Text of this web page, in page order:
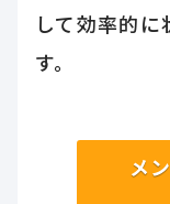
して効率的
す。
メ